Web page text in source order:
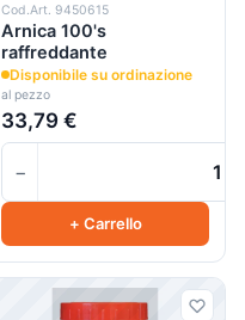
Cod.Art. 9450615
Arnica 100's
raffreddante
Disponibile su ordinazione
al pezzo
33,79 €
−
+ Carrello